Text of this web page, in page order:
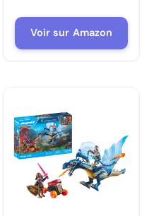
Voir sur Amazon